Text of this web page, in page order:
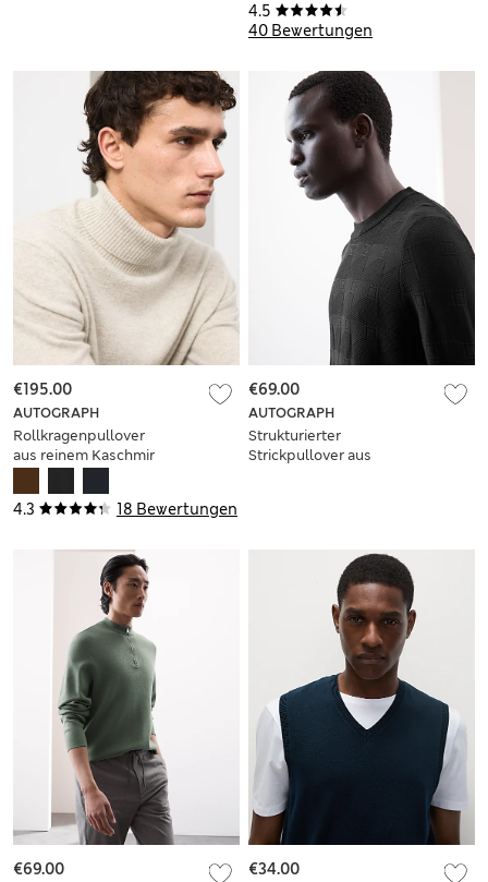
4.5
40 Bewertungen
4.3 18 Bewertungen
AUTOGRAPH
Rollkragenpullover
aus reinem Kaschmir
€195.00
AUTOGRAPH
Strukturierter
Strickpullover aus
€69.00
€69.00 €34.00